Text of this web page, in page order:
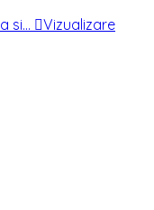
Vizualizare